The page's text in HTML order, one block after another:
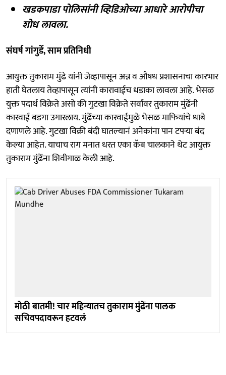
खडकपाडा पोलिसांनी व्हिडिओच्या आधारे आरोपीचा
शोध लावला.
संघर्ष गांगुर्डे, साम प्रतिनिधी
आयुक्त तुकाराम मुंढे यांनी जेव्हापासून अन्न व औषध प्रशासनाचा कारभार
हाती घेतलाय तेव्हापासून त्यांनी कारावाईच धडाका लावला आहे. भेसळ
युक्त पदार्थ विक्रेते असो की गुटखा विक्रेते सर्वांवर तुकाराम मुंढेंनी
कारवाई बडगा उगारलाय. मुंढेंच्या कारवाईमुळे भेसळ माफियांचे धाबे
दणाणले आहे. गुटखा विक्री बंदी घातल्यानं अनेकांना पान टपऱ्या बंद
केल्या आहेत. याचाच राग मनात धरत एका कॅब चालकाने थेट आयुक्त
तुकाराम मुंढेंना शिवीगाळ केली आहे.
मोठी बातमी! चार महिन्यातच तुकाराम मुंढेंना पालक
सचिवपदावरून हटवलं